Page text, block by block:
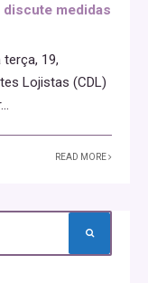
discute medidas
19,
Lojistas (CDL)
...
READ MORE